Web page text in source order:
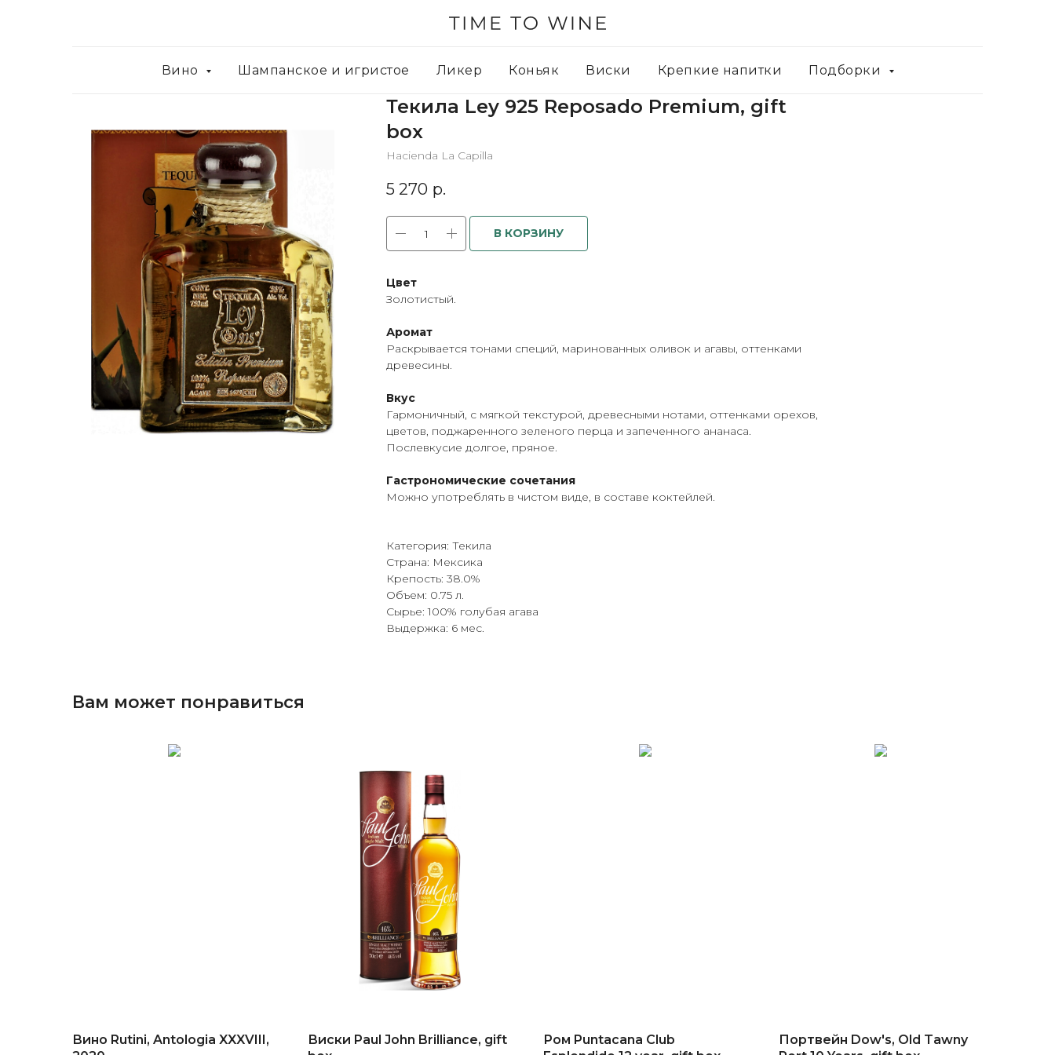
Вино Шампанское и игристое Ликер Коньяк Виски Крепкие напитки Подборки
Текила Ley 925 Reposado Premium, gift
box
Hacienda La Capilla
5 270 р.
В КОРЗИНУ
Цвет
Золотистый.
Аромат
Раскрывается тонами специй, маринованных оливок и агавы, оттенками
древесины.
Вкус
Гармоничный, с мягкой текстурой, древесными нотами, оттенками орехов,
цветов, поджаренного зеленого перца и запеченного ананаса.
Послевкусие долгое, пряное.
Гастрономические сочетания
Можно употреблять в чистом виде, в составе коктейлей.
Категория: Текила
Страна: Мексика
Крепость: 38.0%
Объем: 0.75 л.
Сырье: 100% голубая агава
Выдержка: 6 мес.
Вам может понравиться
Вино Rutini, Antologia XXXVIII,
Виски Paul John Brilliance, gift
Ром Puntacana Club
Портвейн Dow's, Old Tawny